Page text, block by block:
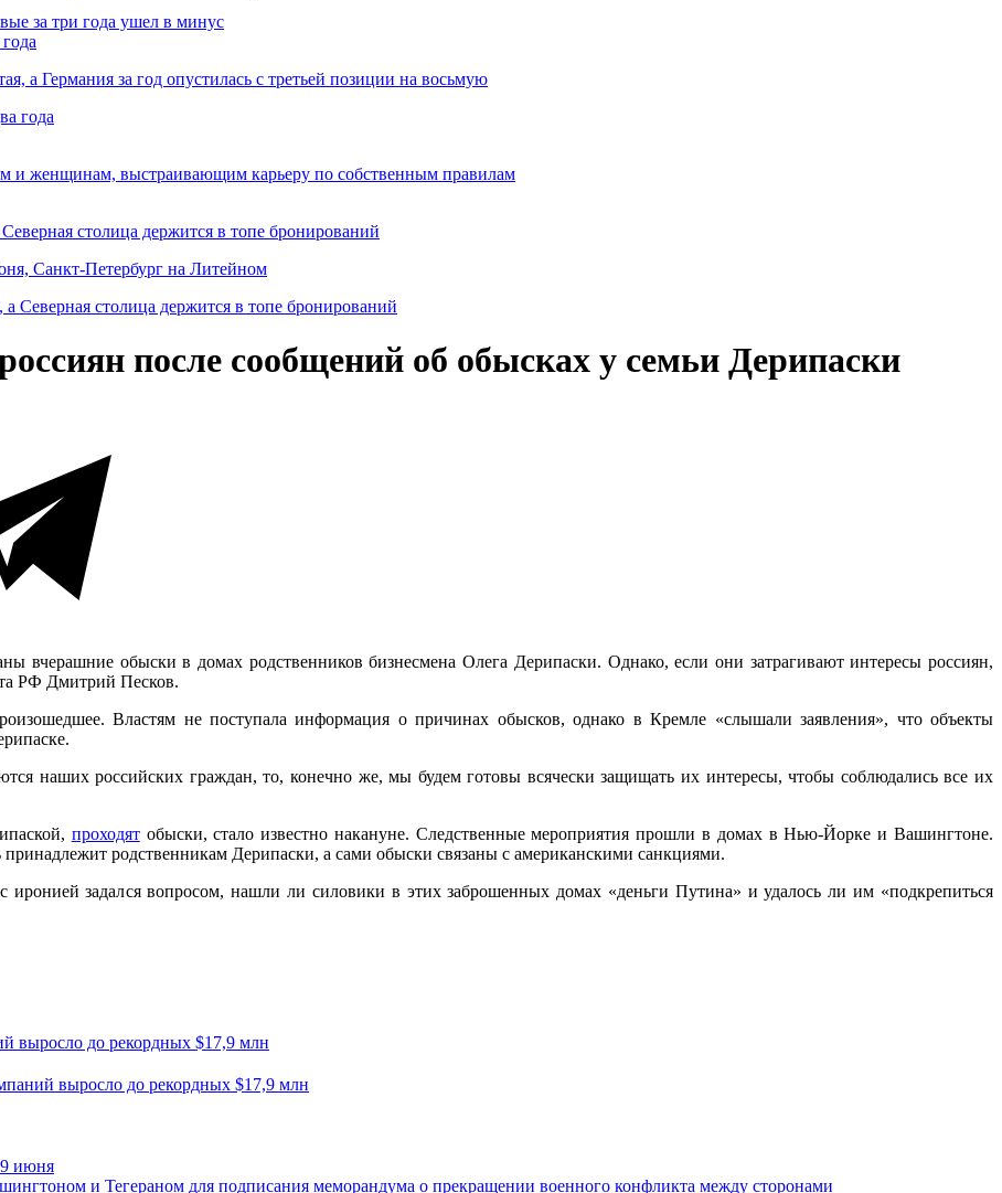
а Германия за год опустилась с третьей позиции на восьмую
и женщинам, выстраивающим карьеру по собственным правилам
столица держится в топе бронирований
Санкт-Петербург на Литейном
после сообщений об обысках у семьи Дерипаски
вчерашние обыски в домах родственников бизнесмена Олега Дерипаски. Однако, если они затрагивают интересы россиян,
РФ Дмитрий Песков.
Властям не поступала информация о причинах обысков, однако в Кремле «слышали заявления», что объекты
наших российских граждан, то, конечно же, мы будем готовы всячески защищать их интересы, чтобы соблюдались все их
проходятобыски, стало известно накануне. Следственные мероприятия прошли в домах в Нью-Йорке и Вашингтоне.
родственникам Дерипаски, а сами обыски связаны с американскими санкциями.
задался вопросом, нашли ли силовики в этих заброшенных домах «деньги Путина» и удалось ли им «подкрепиться
выросло до рекордных $17,9 млн
июня
и Тегераном для подписания меморандума о прекращении военного конфликта между сторонами